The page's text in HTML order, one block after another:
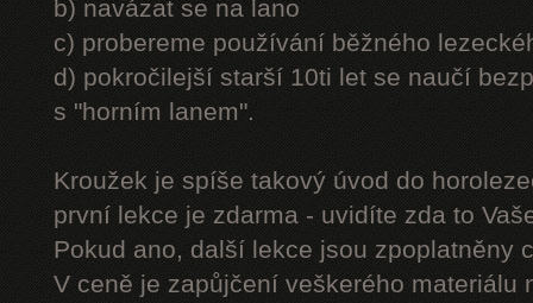
b) navázat se na lano
c) probereme používání běžného
d) pokročilejší starší 10ti let se naučí
s "horním lanem".
Kroužek je spíše takový úvod do
první lekce je zdarma - uvidíte zda to
Pokud ano, další lekce jsou zpoplatněny
V ceně je zapůjčení veškerého materiálu